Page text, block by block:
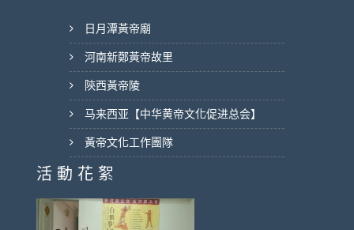
日月潭黃帝廟
河南新鄭黃帝故里
陝西黃帝陵
马来西亚【中华黄帝文化促进总会】
黃帝文化工作團隊
活 動 花 絮